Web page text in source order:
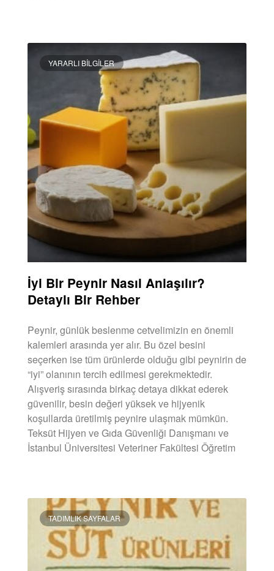
YARARLI BILGILER
İyi Bir Peynir Nasıl Anlaşılır?
Detaylı Bir Rehber
Peynir, günlük beslenme cetvelimizin en önemli
kalemleri arasında yer alır. Bu özel besini
seçerken ise tüm ürünlerde olduğu gibi peynirin de
“iyi” olanının tercih edilmesi gerekmektedir.
Alışveriş sırasında birkaç detaya dikkat ederek
güvenilir, besin değeri yüksek ve hijyenik
koşullarda üretilmiş peynire ulaşmak mümkün.
Teksüt Hijyen ve Gıda Güvenliği Danışmanı ve
İstanbul Üniversitesi Veteriner Fakültesi Öğretim
TADIMLIK SAYFALAR